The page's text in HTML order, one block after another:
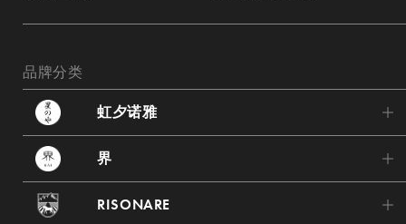
品牌分类
虹夕诺雅
虹夕诺雅 轻井泽
虹夕诺雅 富士
界
界 波罗多
RISONARE